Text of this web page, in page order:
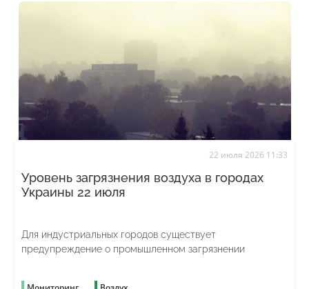
22 июля 2026 11:33
Уровень загрязнения воздуха в городах
Украины 22 июля
Для индустриальных городов существует
предупреждение о промышленном загрязнении